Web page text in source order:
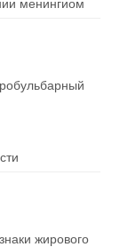
менингиом
жирового